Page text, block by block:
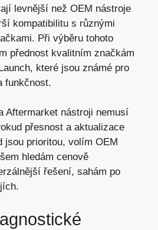
levnější než OEM nástroje
kompatibilitu s různými
Při výběru tohoto
přednost kvalitním značkám
které jsou známé pro
funkčnost.
Aftermarket nástroji nemusí
přesnost a aktualizace
jsou prioritou, volím OEM
hledám cenově
řešení, sahám po